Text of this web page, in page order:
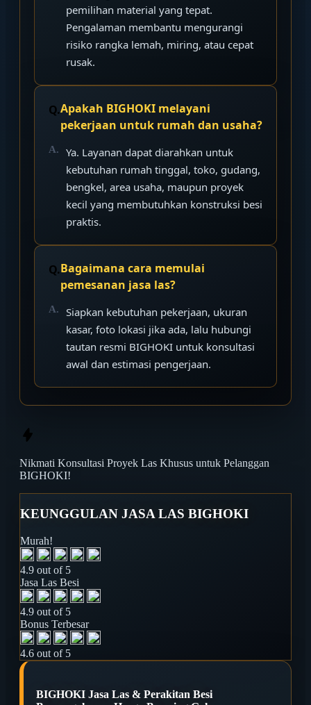
pemilihan material yang tepat.
Pengalaman membantu mengurangi
risiko rangka lemah, miring, atau cepat
rusak.
Apakah BIGHOKI melayani
pekerjaan untuk rumah dan usaha?
Ya. Layanan dapat diarahkan untuk
kebutuhan rumah tinggal, toko, gudang,
bengkel, area usaha, maupun proyek
kecil yang membutuhkan konstruksi besi
praktis.
Bagaimana cara memulai
pemesanan jasa las?
Siapkan kebutuhan pekerjaan, ukuran
kasar, foto lokasi jika ada, lalu hubungi
tautan resmi BIGHOKI untuk konsultasi
awal dan estimasi pengerjaan.
Nikmati Konsultasi Proyek Las Khusus untuk Pelanggan
BIGHOKI!
KEUNGGULAN JASA LAS BIGHOKI
Murah!
4.9 out of 5
Jasa Las Besi
4.9 out of 5
Bonus Terbesar
4.6 out of 5
BIGHOKI Jasa Las & Perakitan Besi